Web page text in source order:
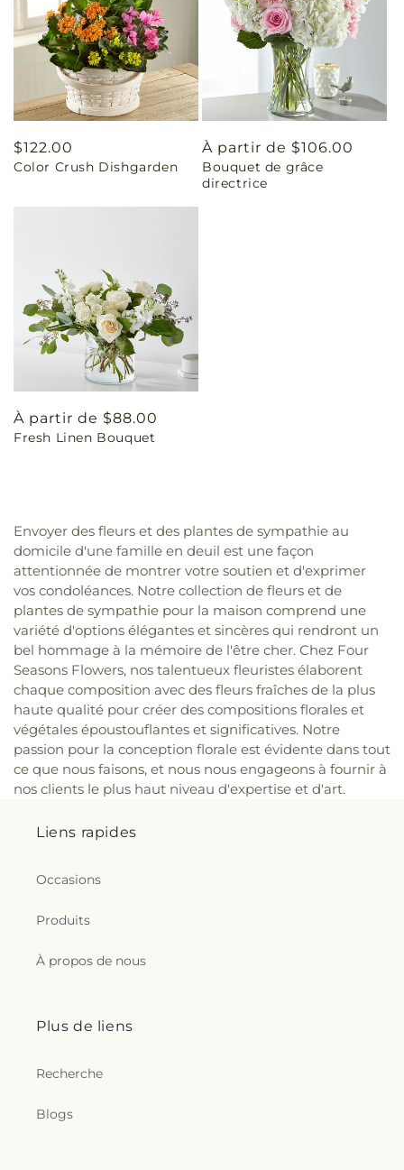
Prix
habituel
$122.00
Color Crush Dishgarden
Prix
habituel
À partir de $106.00
Bouquet de grâce
directrice
Prix
habituel
À partir de $88.00
Fresh Linen Bouquet
Envoyer des fleurs et des plantes de sympathie au
domicile d'une famille en deuil est une façon
attentionnée de montrer votre soutien et d'exprimer
vos condoléances. Notre collection de fleurs et de
plantes de sympathie pour la maison comprend une
variété d'options élégantes et sincères qui rendront un
bel hommage à la mémoire de l'être cher. Chez Four
Seasons Flowers, nos talentueux fleuristes élaborent
chaque composition avec des fleurs fraîches de la plus
haute qualité pour créer des compositions florales et
végétales époustouflantes et significatives. Notre
passion pour la conception florale est évidente dans tout
ce que nous faisons, et nous nous engageons à fournir à
nos clients le plus haut niveau d'expertise et d'art.
Liens rapides
Occasions
Produits
À propos de nous
Plus de liens
Recherche
Blogs